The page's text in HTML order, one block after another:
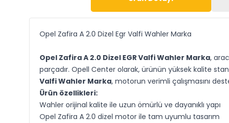
Opel Zafira A 2.0 Dizel Egr Valfi Wahler Marka
Opel Zafira A 2.0 Dizel EGR Valfi Wahler Marka,
parçadır. Opell Center olarak, ürünün yüksek kalite
Valfi Wahler Marka, motorun verimli çalışmasını
Ürün özellikleri:
Wahler orijinal kalite ile uzun ömürlü ve dayanıklı yapı
Opel Zafira A 2.0 dizel motor ile tam uyumlu tasarım